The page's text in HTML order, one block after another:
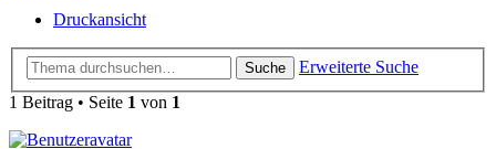
Druckansicht
Suche
Erweiterte Suche
1 Beitrag • Seite 1 von 1